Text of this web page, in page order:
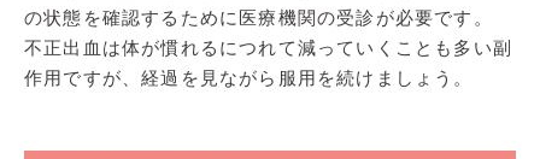
の状態を確認するために医療機関の受診が必要です。
不正出血は体が慣れるにつれて減っていくことも多い副
作用ですが、経過を見ながら服用を続けましょう。